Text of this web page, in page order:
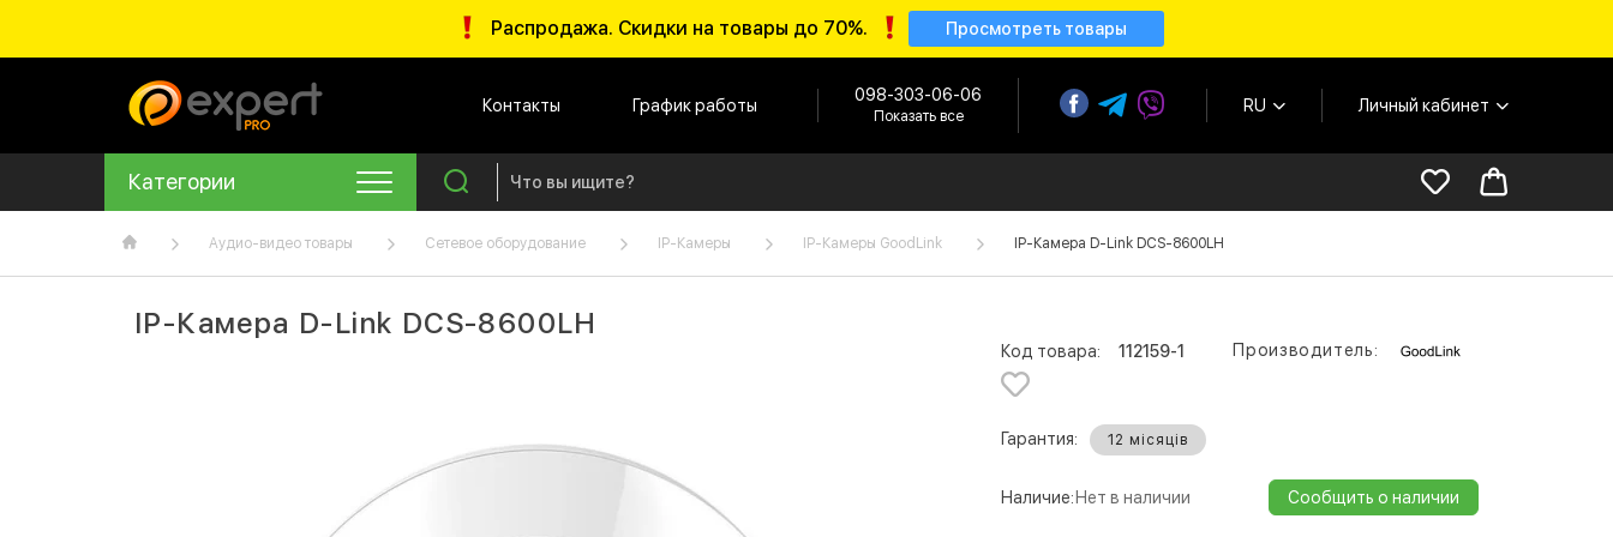
Распродажа. Скидки на товары до 70%. Просмотреть товары
Контакты График работы
098-303-06-06
Показать все
RU Личный кабинет
Категории
Аудио-видео товары Сетевое оборудование IP-Камеры IP-Камеры GoodLink IP-Камера D-Link DCS-8600LH
IP-Камера D-Link DCS-8600LH
Код товара: 112159-1 Производитель:
Гарантия: 12 місяців
Наличие: Нет в наличии Сообщить о наличии